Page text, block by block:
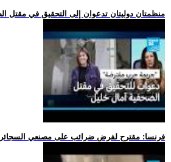
.. منظمتان دوليتان تدعوان إلى التحقيق في مقتل
.. فرنسا: مقترح لفرض ضرائب على مصنعي